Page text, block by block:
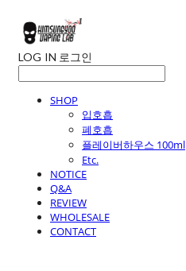
LOG IN 로그인
SHOP
입호흡
폐호흡
플레이버하우스 100ml
Etc.
NOTICE
Q&A
REVIEW
WHOLESALE
CONTACT